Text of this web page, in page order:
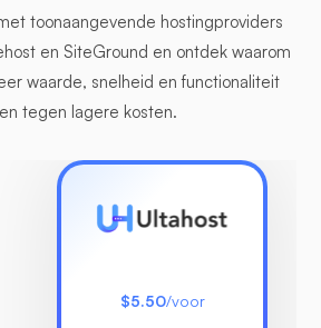
toonaangevende hostingproviders
en SiteGround en ontdek waarom
waarde, snelheid en functionaliteit
tegen lagere kosten.
$5.50/voor